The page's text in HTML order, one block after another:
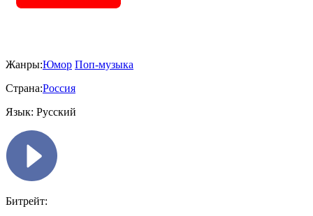
Жанры:Юмор Поп-музыка
Страна:Россия
Язык: Русский
Битрейт: